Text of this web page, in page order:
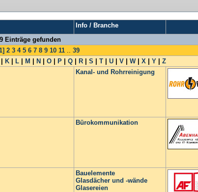
Info / Branche
Einträge gefunden
2 3 4 5 6 7 8 9 10 11 .. 39
K L M N O P Q R S T U V W| X Y
Z
Kanal- und Rohrreinigung
Bürokommunikation
Bauelemente
Glasdächer und -wände
Glasereien